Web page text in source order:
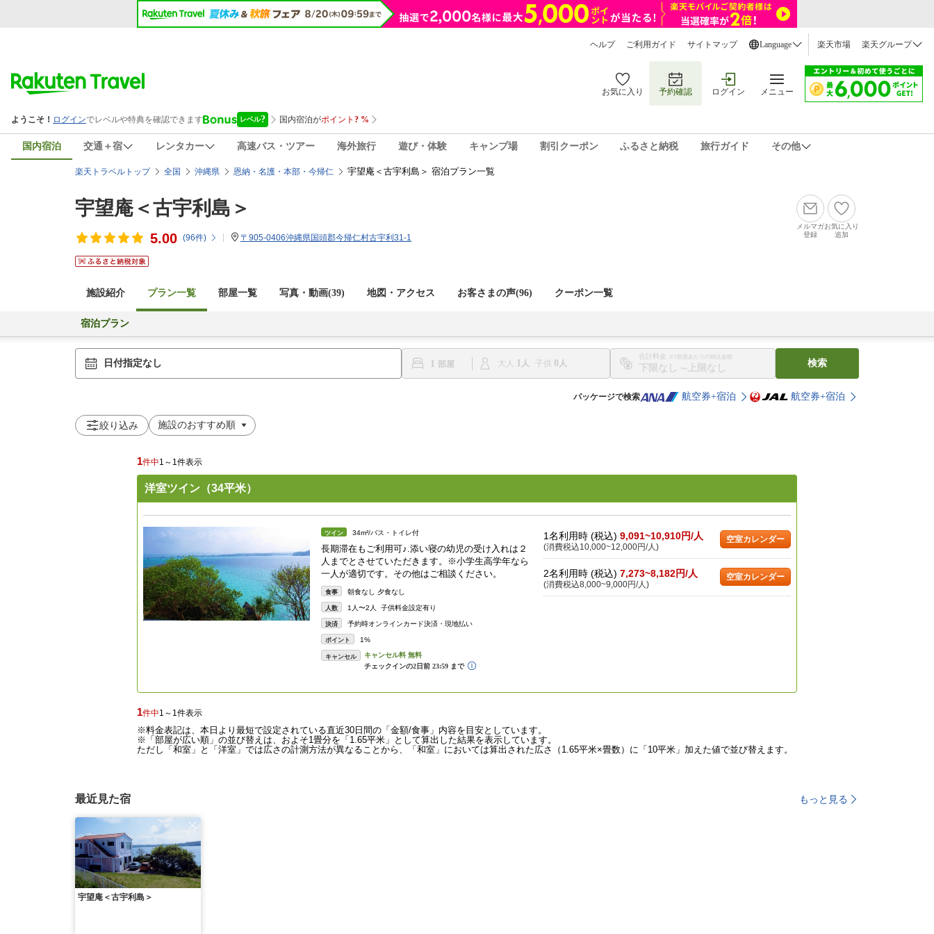
ヘルプ ご利用ガイド サイトマップ Language 楽天市場 楽天グループ
お気に入り 予約確認 ログイン メニュー
国内宿泊 交通＋宿 レンタカー 高速バス・ツアー 海外旅行 遊び・体験 キャンプ場 割引クーポン ふるさと納税 旅行ガイド その他
楽天トラベルトップ 全国 沖縄県 恩納・名護・本部・今帰仁 宇望庵＜古宇利島＞ 宿泊プラン一覧
宇望庵＜古宇利島＞
5.00 (96件) 〒905-0406沖縄県国頭郡今帰仁村古宇利31-1
メルマガ
登録
お気に入り
追加
施設紹介 プラン一覧 部屋一覧 写真・動画(39) 地図・アクセス お客さまの声(96) クーポン一覧
宿泊プラン
日付指定なし 1 大人 1 子供 0
合計料金 ※1部屋あたりの税込金額
〜
検索
パッケージで検索 航空券+宿泊 航空券+宿泊
絞り込み
1件中1～1件表示
洋室ツイン（34平米）
ツイン 34m²/バス・トイレ付
長期滞在もご利用可♪.添い寝の幼児の受け入れは２
人までとさせていただきます。※小学生高学年なら
一人が適切です。その他はご相談ください。
食事 朝食なし 夕食なし
人数 1人〜2人 子供料金設定有り
決済 予約時オンラインカード決済・現地払い
ポイント 1%
キャンセル
1名利用時 (税込) 9,091~10,910円/人
(消費税込10,000~12,000円/人)
空室カレンダー
2名利用時 (税込) 7,273~8,182円/人
(消費税込8,000~9,000円/人)
空室カレンダー
1件中1～1件表示
※料金表記は、本日より最短で設定されている直近30日間の「金額/食事」内容を目安としています。
※「部屋が広い順」の並び替えは、およそ1畳分を「1.65平米」として算出した結果を表示しています。
ただし「和室」と「洋室」では広さの計測方法が異なることから、「和室」においては算出された広さ（1.65平米×畳数）に「10平米」加えた値で並び替えます。
最近見た宿 もっと見る
宇望庵＜古宇利島＞